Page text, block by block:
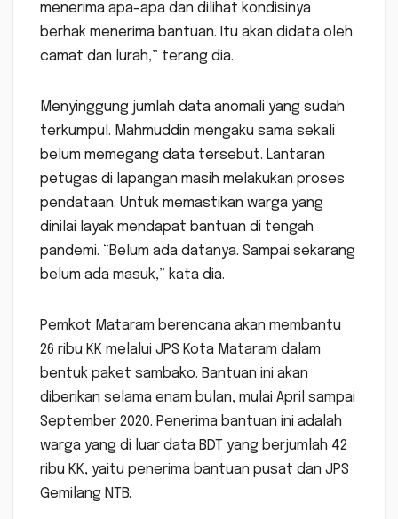
menerima apa-apa dan dilihat kondisinya
berhak menerima bantuan. Itu akan didata oleh
camat dan lurah,” terang dia.
Menyinggung jumlah data anomali yang sudah
terkumpul. Mahmuddin mengaku sama sekali
belum memegang data tersebut. Lantaran
petugas di lapangan masih melakukan proses
pendataan. Untuk memastikan warga yang
dinilai layak mendapat bantuan di tengah
pandemi. “Belum ada datanya. Sampai sekarang
belum ada masuk,” kata dia.
Pemkot Mataram berencana akan membantu
26 ribu KK melalui JPS Kota Mataram dalam
bentuk paket sambako. Bantuan ini akan
diberikan selama enam bulan, mulai April sampai
September 2020. Penerima bantuan ini adalah
warga yang di luar data BDT yang berjumlah 42
ribu KK, yaitu penerima bantuan pusat dan JPS
Gemilang NTB.